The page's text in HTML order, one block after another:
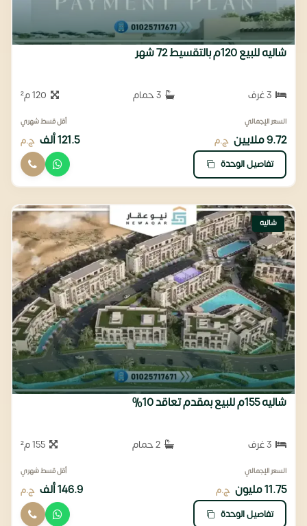
شاليه للبيع 120م بالتقسيط 72 شهر
3 حمام
السعر الإجمالي
9.72 ملايين ج.م
أقل قسط شهري
121.5 ألف ج.م
تفاصيل الوحدة
شاليه
شاليه 155م للبيع بمقدم تعاقد 10%
2 حمام 155 م²
السعر الإجمالي
11.75 مليون ج.م
أقل قسط شهري
146.9 ألف ج.م
تفاصيل الوحدة